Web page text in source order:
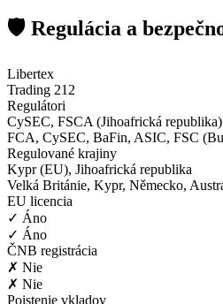
🛡️ Regulácia a
Libertex
Trading 212
Regulátori
CySEC, FSCA (Jihoafrická republika)
FCA, CySEC, BaFin, ASIC, FSC
Regulované krajiny
Kypr (EU), Jihoafrická republika
Velká Británie, Kypr, Německo,
EU licencia
✓ Áno
✓ Áno
ČNB registrácia
✗ Nie
✗ Nie
Poistenie vkladov